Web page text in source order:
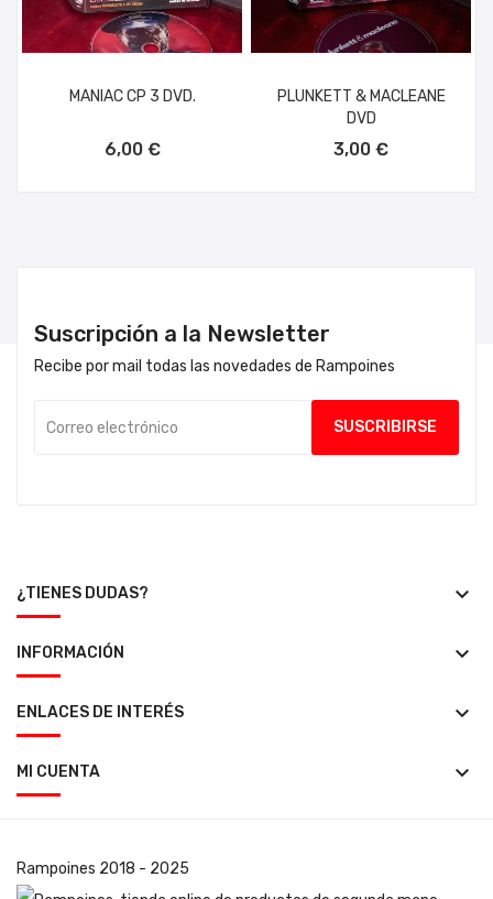
MANIAC CP 3 DVD.
6,00 €
PLUNKETT & MACLEANE
DVD
3,00 €
Suscripción a la Newsletter
Recibe por mail todas las novedades de Rampoines
¿TIENES DUDAS? keyboard_arrow_down
INFORMACIÓN keyboard_arrow_down
ENLACES DE INTERÉS keyboard_arrow_down
MI CUENTA keyboard_arrow_down
Rampoines 2018 - 2025